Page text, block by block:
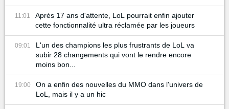
11:01
Après 17 ans d'attente, LoL pourrait enfin ajouter
cette fonctionnalité ultra réclamée par les joueurs
09:01
L'un des champions les plus frustrants de LoL va
subir 28 changements qui vont le rendre encore
moins bon...
19:00
On a enfin des nouvelles du MMO dans l'univers de
LoL, mais il y a un hic